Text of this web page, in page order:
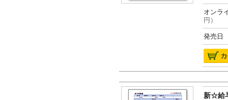
オン
円）
発売日
新☆給